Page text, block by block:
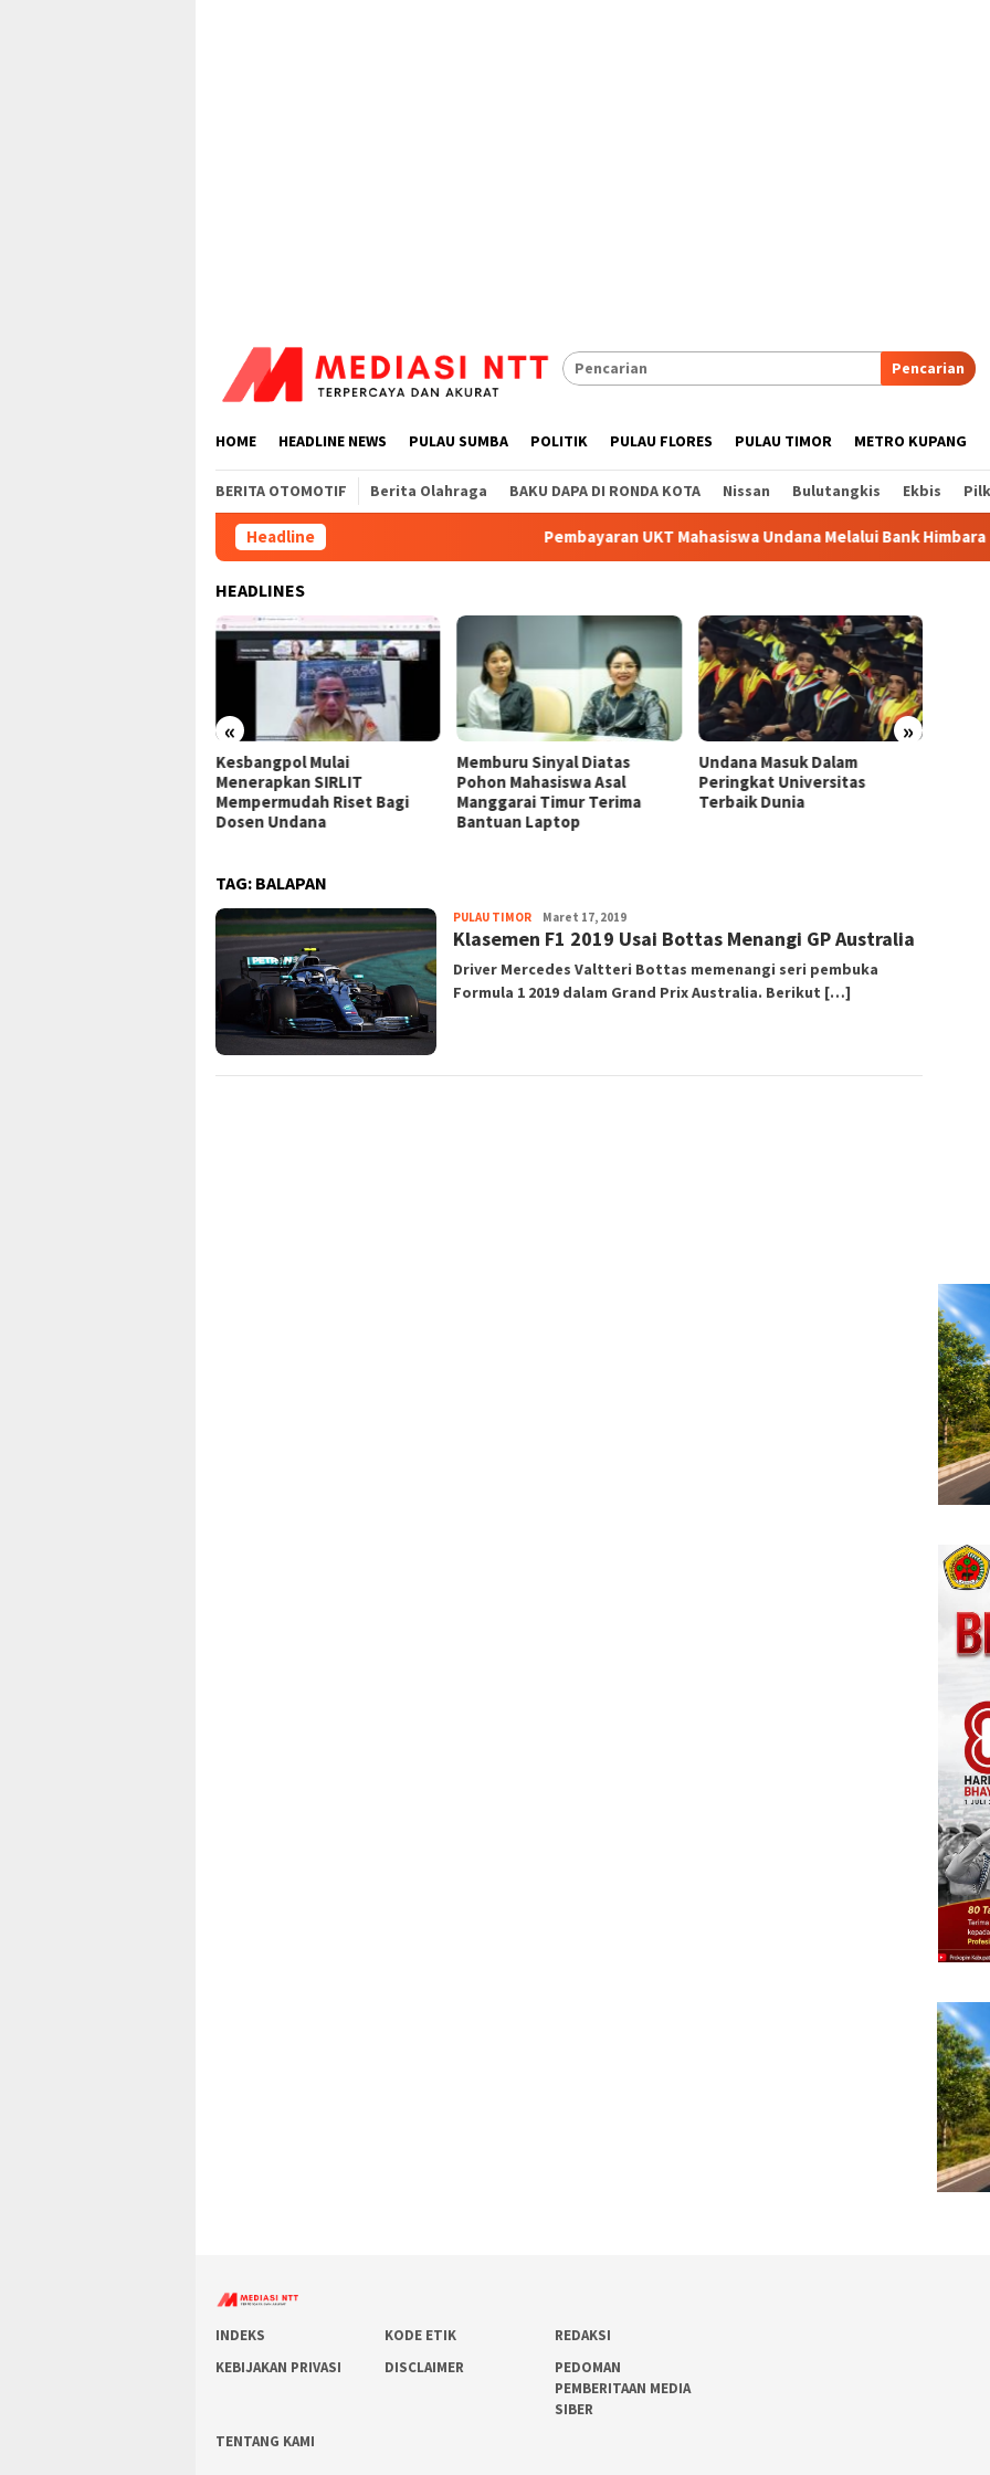
Pencarian
HOME HEADLINE NEWS PULAU SUMBA POLITIK PULAU FLORES PULAU TIMOR METRO KUPANG
BERITA OTOMOTIF Berita Olahraga BAKU DAPA DI RONDA KOTA Nissan Bulutangkis Ekbis
Headline Pembayaran UKT Mahasiswa Undana Melalui Bank Himbara
HEADLINES
« »
Kesbangpol Mulai
Menerapkan SIRLIT
Mempermudah Riset Bagi
Dosen Undana
Memburu Sinyal Diatas
Pohon Mahasiswa Asal
Manggarai Timur Terima
Bantuan Laptop
Undana Masuk Dalam
Peringkat Universitas
Terbaik Dunia
TAG: BALAPAN
PULAU TIMOR admin
Maret 17, 2019
Klasemen F1 2019 Usai Bottas Menangi GP Australia
Driver Mercedes Valtteri Bottas memenangi seri pembuka
Formula 1 2019 dalam Grand Prix Australia. Berikut […]
INDEKS KODE ETIK
REDAKSI
KEBIJAKAN PRIVASI
DISCLAIMER
PEDOMAN
PEMBERITAAN MEDIA
SIBER
TENTANG KAMI